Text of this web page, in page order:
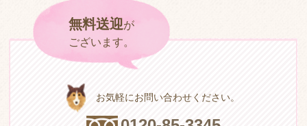
無料送迎が
ござい ます
お気軽にお問い合わせください。